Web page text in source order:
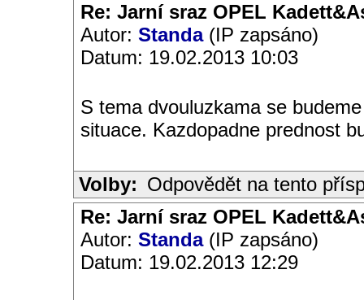
Re: Jarní sraz OPEL
Autor: Standa(IP zapsáno)
Datum: 19.02.2013 10:03
S tema dvouluzkama se
situace. Kazdopadne prednost
Volby: Odpovědět na tento
Re: Jarní sraz OPEL
Autor: Standa(IP zapsáno)
Datum: 19.02.2013 12:29